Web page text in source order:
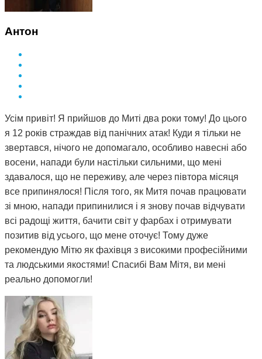
Антон
Усім привіт! Я прийшов до Миті два роки тому! До цього
я 12 років страждав від панічних атак! Куди я тільки не
звертався, нічого не допомагало, особливо навесні або
восени, напади були настільки сильними, що мені
здавалося, що не переживу, але через півтора місяця
все припинялося! Після того, як Митя почав працювати
зі мною, напади припинилися і я знову почав відчувати
всі радощі життя, бачити світ у фарбах і отримувати
позитив від усього, що мене оточує! Тому дуже
рекомендую Мітю як фахівця з високими професійними
та людськими якостями! Спасибі Вам Мітя, ви мені
реально допомогли!